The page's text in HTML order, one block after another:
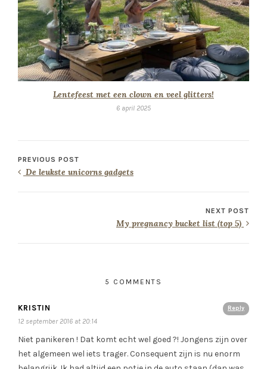
Lentefeest met een clown en veel glitters!
6 april 2025
PREVIOUS POST
De leukste unicorns gadgets
NEXT POST
My pregnancy bucket list (top 5)
5 COMMENTS
Reply
KRISTIN
12 september 2016 at 20:14
Niet panikeren ! Dat komt echt wel goed ?! Jongens zijn over
het algemeen wel iets trager. Consequent zijn is nu enorm